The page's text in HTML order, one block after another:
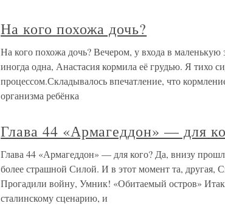
На кого похожа дочь?
На кого похожа дочь? Вечером, у входа в маленькую
иногда одна, Анастасия кормила её грудью. Я тихо
процессом.Складывалось впечатление, что
организма ребёнка
Глава 44 «Армагеддон» — для
Глава 44 «Армагеддон» — для кого? Да, внизу
более страшной Силой. И в этот момент та,
Прогадили войну, Умник! «Обитаемый остров»
сталинскому сценарию, и